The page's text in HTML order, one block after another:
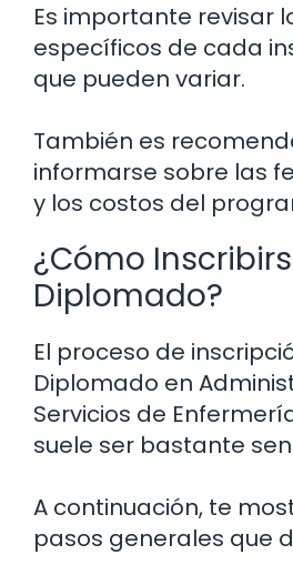
Es importante revisar
específicos de cada
que pueden variar.
También es
informarse sobre las
y los costos del
¿Cómo
Diplomado?
El proceso de
Diplomado en
Servicios de
suele ser bastante
A continuación, te
pasos generales que